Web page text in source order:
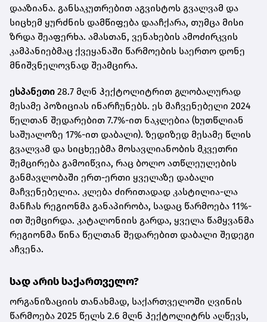
დააზიანა. განსაკუთრებით აგვისტოს გვალვამ და
სიცხემ ყურძნის დამწიფება დააჩქარა, თუმცა მისი
ზრდა შეაფერხა. ამასთან, ვენახების ამოძირკვის
კამპანიებმაც ქვეყანაში წარმოების საერთო დონე
მნიშვნელოვნად შეამცირა.
ესპანეთი 28.7 მლნ ჰექტოლიტრით გლობალურად
მესამე პოზიციას ინარჩუნებს. ეს მაჩვენებელი 2024
წელთან შედარებით 7.7%-ით ნაკლებია (ხუთწლიან
საშუალოზე 17%-ით დაბალი). ზედიზედ მესამე წლის
გვალვამ და სიცხეებმა მოსავლიანობის მკვეთრი
შემცირება გამოიწვია, რაც ბოლო ათწლეულების
განმავლობაში ერთ-ერთი ყველაზე დაბალი
მაჩვენებელია. კლება ძირითადად კასტილია-ლა
მანჩას რეგიონმა განაპირობა, სადაც წარმოება 11%-
ით შემცირდა. კატალონიის გარდა, ყველა წამყვანმა
რეგიონმა წინა წელთან შედარებით დაბალი შედეგი
აჩვენა.
სად არის საქართველო?
ორგანიზაციის თანახმად, საქართველოში ღვინის
წარმოება 2025 წელს 2.6 მლნ ჰექტოლიტრს აღწევს,